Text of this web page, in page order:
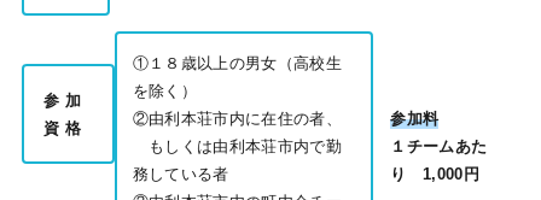
参 加
資 格
①１８歳以上の男女（高校生
を除く）
②由利本荘市内に在住の者、
もしくは由利本荘市内で勤
務している者
参加料
１チームあた
り
1,000円